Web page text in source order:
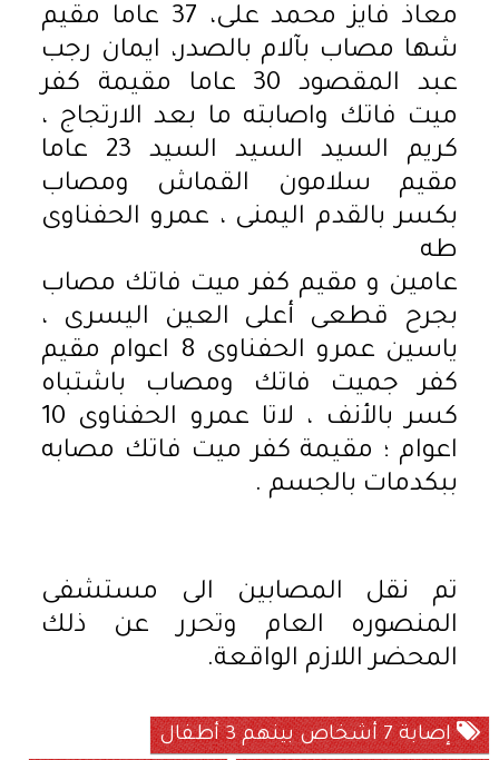
معاذ فايز محمد على، 37 عاما مقيم
شها مصاب بآلام بالصدر، ايمان رجب
عبد المقصود 30 عاما مقيمة كفر
ميت فاتك واصابته ما بعد الارتجاج ،
كريم السيد السيد السيد 23 عاما
مقيم سلامون القماش ومصاب
بكسر بالقدم اليمنى ، عمرو الحفناوى
طه
عامين و مقيم كفر ميت فاتك مصاب
بجرح قطعى أعلى العين اليسرى ،
ياسين عمرو الحفناوى 8 اعوام مقيم
كفر جميت فاتك ومصاب باشتباه
كسر بالأنف ، لاتا عمرو الحفناوى 10
اعوام ؛ مقيمة كفر ميت فاتك مصابه
ببكدمات بالجسم .
تم نقل المصابين الى مستشفى
المنصوره العام وتحرر عن ذلك
المحضر اللازم الواقعة.
إصابة 7 أشخاص بينهم 3 أطفال